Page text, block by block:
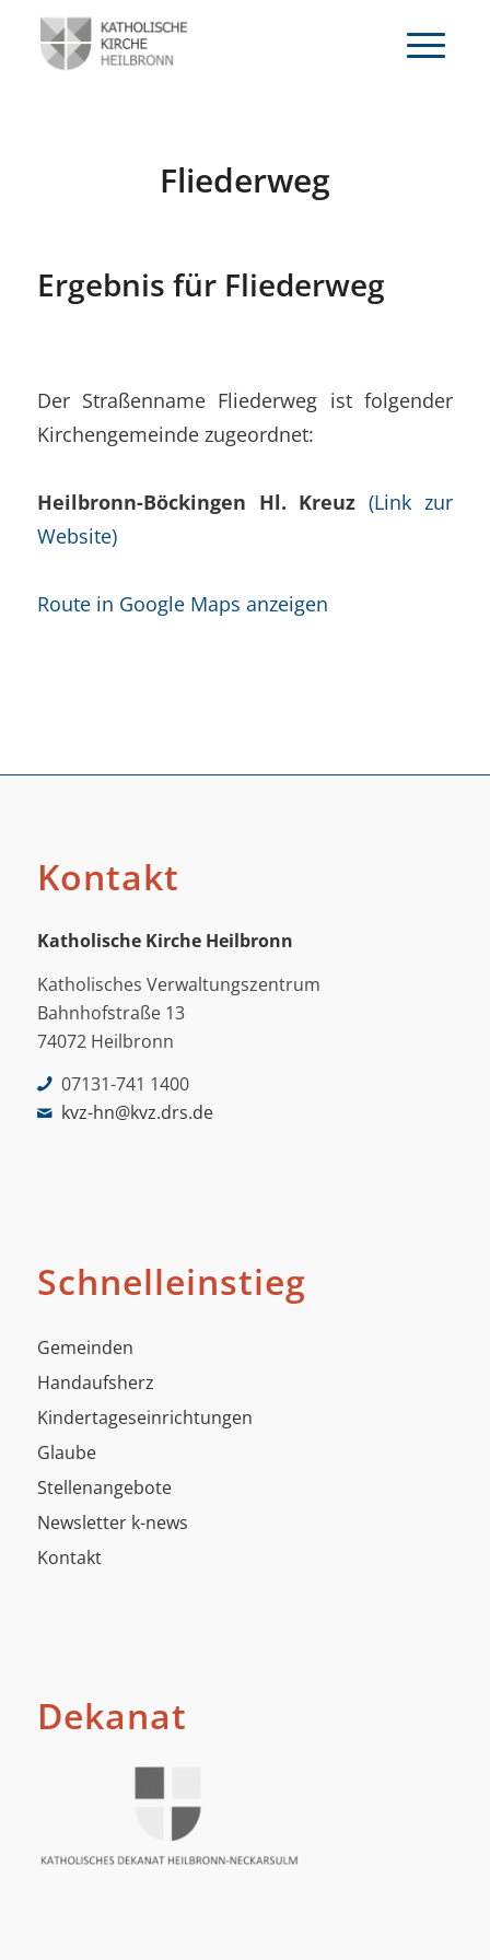
Fliederweg
Ergebnis für Fliederweg
Der Straßenname Fliederweg ist folgender
Kirchengemeinde zugeordnet:
Heilbronn-Böckingen Hl. Kreuz(Link zur
Website)
Route in Google Maps anzeigen
Kontakt
Katholische Kirche Heilbronn
Katholisches Verwaltungszentrum
Bahnhofstraße 13
74072 Heilbronn
07131-741 1400
kvz-hn@kvz.drs.de
Schnelleinstieg
Gemeinden
Handaufsherz
Kindertageseinrichtungen
Glaube
Stellenangebote
Newsletter k-news
Kontakt
Dekanat